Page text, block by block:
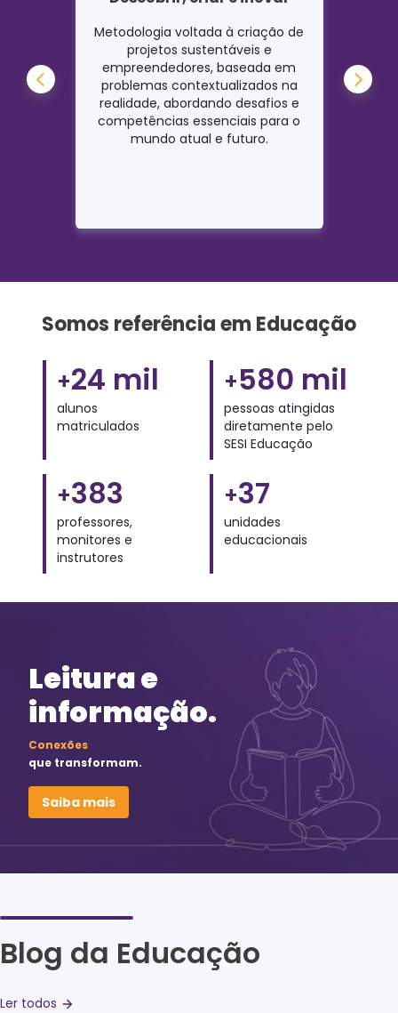
as
Metodologia voltada à criação de
projetos sustentáveis e
empreendedores, baseada em
problemas contextualizados na
realidade, abordando desafios e
competências essenciais para o
mundo atual e futuro.
de
dos
Somos referência em Educação
24 mil
alunos
matriculados
580 mil
pessoas atingidas
diretamente pelo
SESI Educação
383
professores,
monitores e
instrutores
37
unidades
educacionais
Leitura e
informação.
Conexões
que transformam.
Saiba mais
Blog da Educação
Ler todos